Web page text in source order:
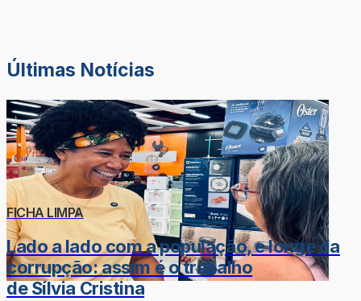
Últimas Notícias
FICHA LIMPA
Lado a lado com a população, e longe da
corrupção: assim é o trabalho
de Sílvia Cristina